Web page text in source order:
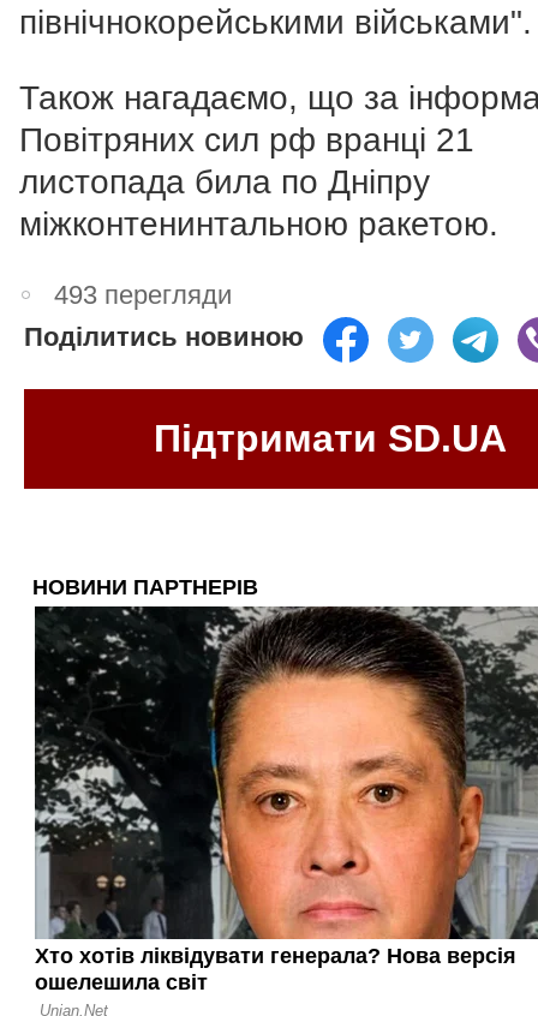
північнокорейськими військами".
Також нагадаємо, що за
Повітряних сил рф вранці 21
листопада била по Дніпру
міжконтенинтальною ракетою.
493 перегляди
Поділитись новиною
Підтримати SD.UA